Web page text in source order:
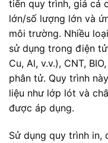
tiến quy trình, giá cả
lớn/số lượng lớn và
môi trường. Nhiều
sử dụng trong điện
Cu, Al, v.v.), CNT,
phân tử. Quy trình
liệu như lớp lót và
được áp dụng.
Sử dụng quy trình in,